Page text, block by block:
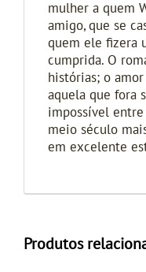
mulher a quem
amigo, que se
quem ele fizera
cumprida. O
histórias; o
aquela que fora
impossível
meio século
em excelente
Produtos